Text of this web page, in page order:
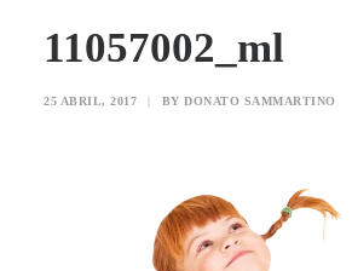
INICIO
11057002_ml
25 ABRIL, 2017 | BY DONATO SAMMARTINO